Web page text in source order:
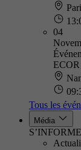
04
ECOR
Tous les
Média